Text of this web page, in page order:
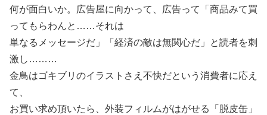
何が面白いか。広告屋に向かって、広告って「商品みて買
ってもらわんと……それは
単なるメッセージだ」「経済の敵は無関心だ」と読者を刺
激し………
金鳥はゴキブリのイラストさえ不快だという消費者に応え
て、
お買い求め頂いたら、外装フィルムがはがせる「脱皮缶」